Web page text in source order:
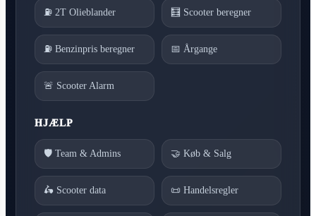
⛽ 2T Olieblander 🧮 Scooter beregner
⛽ Benzinpris beregner 📅 Årgange
🚨 Scooter Alarm
HJÆLP
🛡️ Team & Admins 🤝 Køb & Salg
🛵 Scooter data 📜 Handelsregler